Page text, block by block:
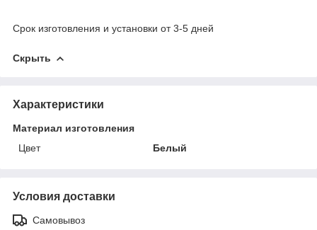
Срок изготовления и установки от 3-5 дней
Скрыть
Характеристики
Материал изготовления
Цвет
Белый
Условия доставки
Самовывоз